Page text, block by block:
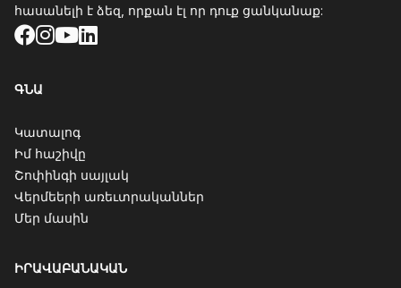
հասանելի է ձեզ, որքան էլ որ դուք ցանկանաք:
Facebook
Instagram
YouTube
LinkedIn
ԳՆԱ
Կատալոգ
Իմ հաշիվը
Շոփինգի սայլակ
Վերմեերի առեւտրականներ
Մեր մասին
ԻՐԱՎԱԲԱՆԱԿԱՆ